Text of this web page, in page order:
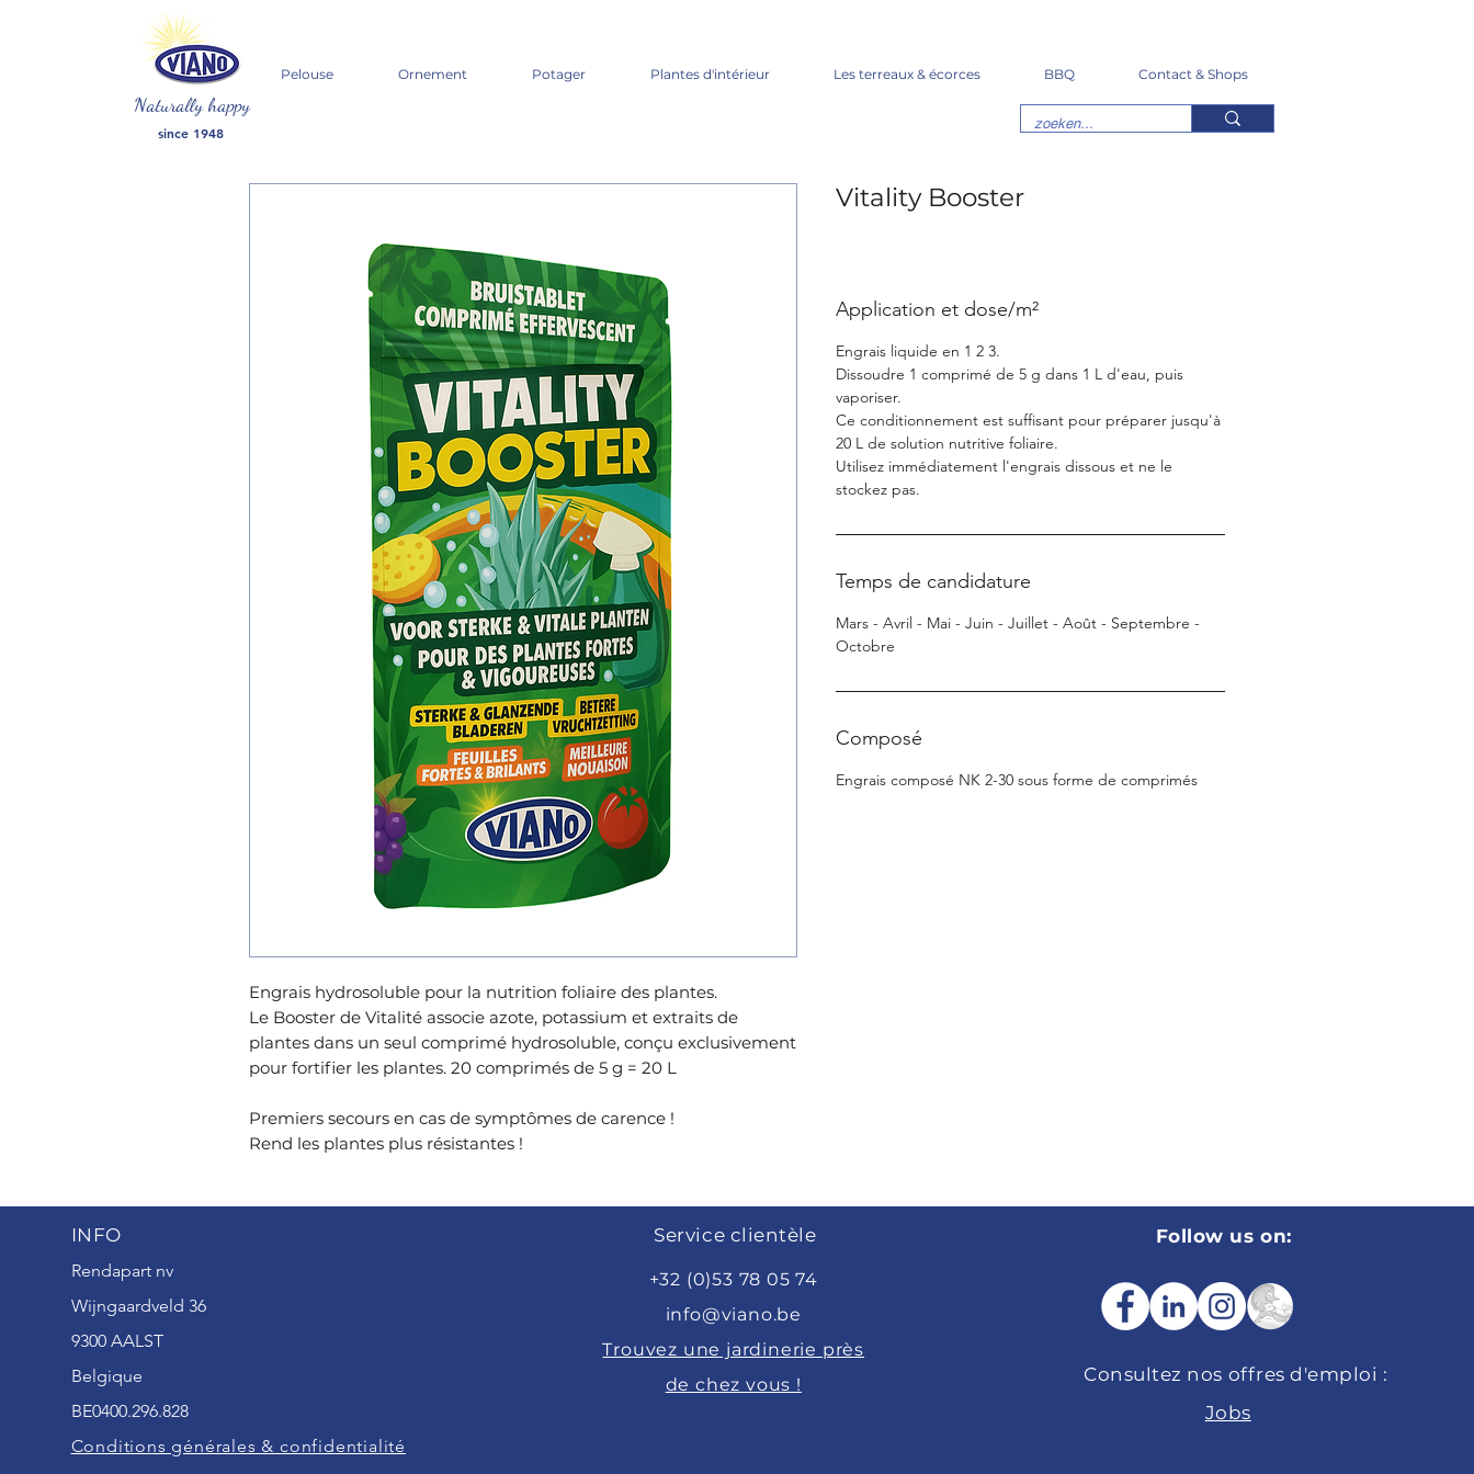
Naturally happy
since 1948
Pelouse Ornement Potager Plantes d'intérieur Les terreaux & écorces BBQ Contact & Shops
Engrais hydrosoluble pour la nutrition foliaire des plantes.
Le Booster de Vitalité associe azote, potassium et extraits de
plantes dans un seul comprimé hydrosoluble, conçu exclusivement
pour fortifier les plantes. 20 comprimés de 5 g = 20 L
Premiers secours en cas de symptômes de carence !
Rend les plantes plus résistantes !
Vitality Booster
Application et dose/m²
Engrais liquide en 1 2 3.
Dissoudre 1 comprimé de 5 g dans 1 L d'eau, puis
vaporiser.
Ce conditionnement est suffisant pour préparer jusqu'à
20 L de solution nutritive foliaire.
Utilisez immédiatement l'engrais dissous et ne le
stockez pas.
Temps de candidature
Mars - Avril - Mai - Juin - Juillet - Août - Septembre -
Octobre
Composé
Engrais composé NK 2-30 sous forme de comprimés
INFO
Rendapart nv
Wijngaardveld 36
9300 AALST
Belgique
BE0400.296.828
Conditions générales & confidentialité
Service clientèle
+32 (0)53 78 05 74
info@viano.be
Trouvez une jardinerie près
de chez vous !
Follow us on:
Consultez nos offres d'emploi :
Jobs